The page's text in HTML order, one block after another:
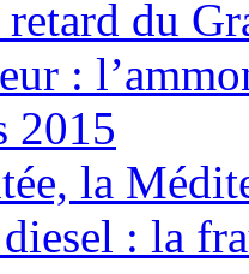
du
:
2015
la
: la